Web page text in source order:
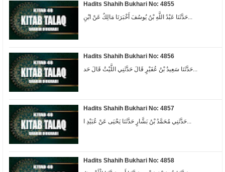
Hadits Shahih Bukhari No: 4855
حَدَّثَنَا عَبْدُ اللَّهِ بْنُ يُوسُفَ أَخْبَرَنَا مَالِكٌ عَنْ ابْنِ...
Hadits Shahih Bukhari No: 4856
حَدَّثَنَا سَعِيدُ بْنُ عُفَيْرٍ قَالَ حَدَّثَنِي اللَّيْثُ قَالَ حَد...
Hadits Shahih Bukhari No: 4857
حَدَّثَنِي مُحَمَّدُ بْنُ بَشَّارٍ حَدَّثَنَا يَحْيَى عَنْ عُبَيْدِ ا...
Hadits Shahih Bukhari No: 4858